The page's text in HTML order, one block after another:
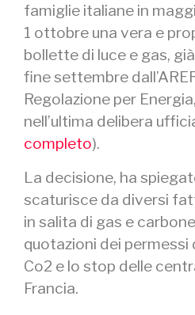
famiglie italiane in
1 ottobre una vera e
bollette di luce e gas,
fine settembre
Regolazione per
nell’ultima delibera
completo).
La decisione, ha
scaturisce da diversi
in salita di gas e
quotazioni dei permessi
Co2 e lo stop delle
Francia.